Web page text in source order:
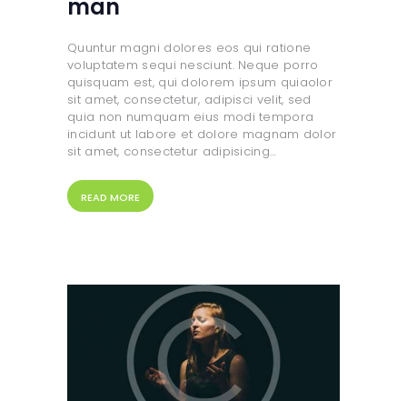
man
Quuntur magni dolores eos qui ratione
voluptatem sequi nesciunt. Neque porro
quisquam est, qui dolorem ipsum quiaolor
sit amet, consectetur, adipisci velit, sed
quia non numquam eius modi tempora
incidunt ut labore et dolore magnam dolor
sit amet, consectetur adipisicing…
READ MORE